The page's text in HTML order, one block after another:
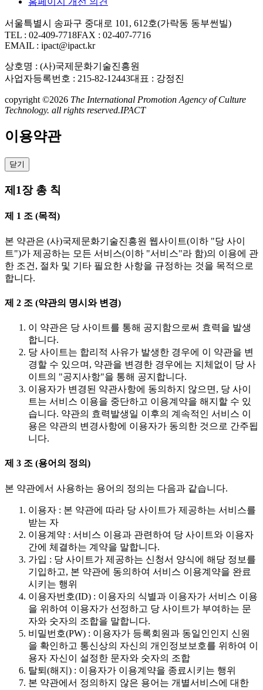
서울특별시 송파구 중대로 101, 612호(가락동 동부썬빌)
TEL : 02-409-7718FAX : 02-407-7716
EMAIL : ipact@ipact.kr
상호명 : (사)국제문화기술진흥원
사업자등록번호 : 215-82-12443대표 : 강정진
copyright ©2026 The International Promotion Agency of Culture
Technology. all rights reserved.IPACT
이용약관
닫기
제1장 총 칙
제 1 조 (목적)
본 약관은 (사)국제문화기술진흥원 웹사이트(이하 "당 사이
트")가 제공하는 모든 서비스(이하 "서비스"라 함)의 이용에 관
한 조건, 절차 및 기타 필요한 사항을 규정하는 것을 목적으로
합니다.
제 2 조 (약관의 명시와 변경)
이 약관은 당 사이트를 통해 공지함으로써 효력을 발생
합니다.
당 사이트는 합리적 사유가 발생한 경우에 이 약관을 변
경할 수 있으며, 약관을 변경한 경우에는 지체없이 당 사
이트의 "공지사항"을 통해 공지합니다.
이용자가 변경된 약관사항에 동의하지 않으면, 당 사이
트는 서비스 이용을 중단하고 이용계약을 해지할 수 있
습니다. 약관의 효력발생일 이후의 계속적인 서비스 이
용은 약관의 변경사항에 이용자가 동의한 것으로 간주됩
니다.
제 3 조 (용어의 정의)
본 약관에서 사용하는 용어의 정의는 다음과 같습니다.
이용자 : 본 약관에 따라 당 사이트가 제공하는 서비스를
받는 자
이용계약 : 서비스 이용과 관련하여 당 사이트와 이용자
간에 체결하는 계약을 말합니다.
가입 : 당 사이트가 제공하는 신청서 양식에 해당 정보를
기입하고, 본 약관에 동의하여 서비스 이용계약을 완료
시키는 행위
이용자번호(ID) : 이용자의 식별과 이용자가 서비스 이용
을 위하여 이용자가 선정하고 당 사이트가 부여하는 문
자와 숫자의 조합을 말합니다.
비밀번호(PW) : 이용자가 등록회원과 동일인인지 신원
을 확인하고 통신상의 자신의 개인정보보호를 위하여 이
용자 자신이 설정한 문자와 숫자의 조합
탈퇴(해지) : 이용자가 이용계약을 종료시키는 행위
본 약관에서 정의하지 않은 용어는 개별서비스에 대한